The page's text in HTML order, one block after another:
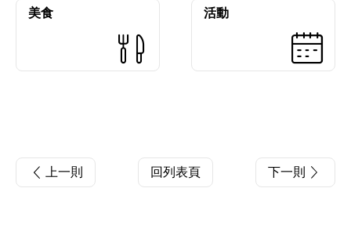
美食 活動
上一則 回列表頁 下一則